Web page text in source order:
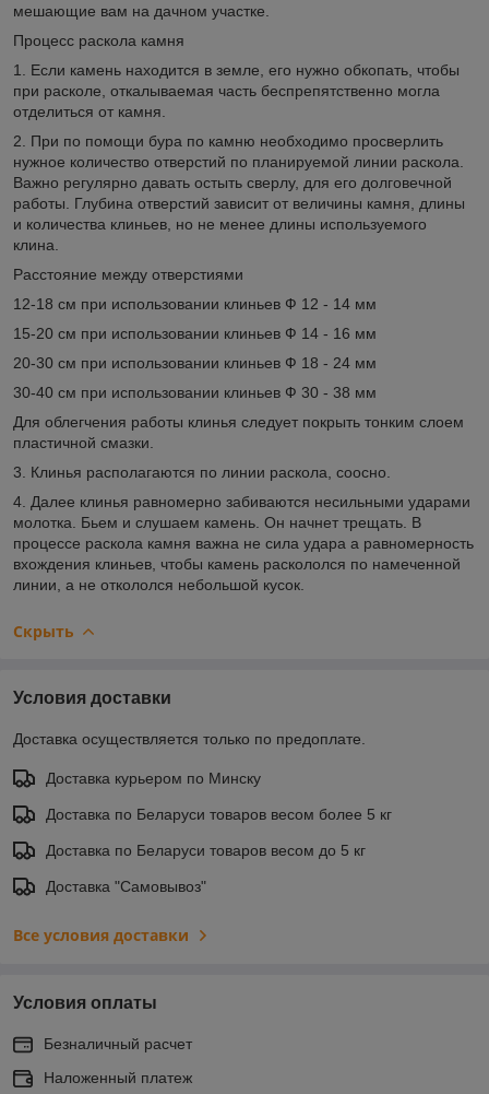
мешающие вам на дачном участке.
Процесс раскола камня
1. Если камень находится в земле, его нужно обкопать, чтобы
при расколе, откалываемая часть беспрепятственно могла
отделиться от камня.
2. При по помощи бура по камню необходимо просверлить
нужное количество отверстий по планируемой линии раскола.
Важно регулярно давать остыть сверлу, для его долговечной
работы. Глубина отверстий зависит от величины камня, длины
и количества клиньев, но не менее длины используемого
клина.
Расстояние между отверстиями
12-18 см при использовании клиньев Ф 12 - 14 мм
15-20 см при использовании клиньев Ф 14 - 16 мм
20-30 см при использовании клиньев Ф 18 - 24 мм
30-40 см при использовании клиньев Ф 30 - 38 мм
Для облегчения работы клинья следует покрыть тонким слоем
пластичной смазки.
3. Клинья располагаются по линии раскола, соосно.
4. Далее клинья равномерно забиваются несильными ударами
молотка. Бьем и слушаем камень. Он начнет трещать. В
процессе раскола камня важна не сила удара а равномерность
вхождения клиньев, чтобы камень раскололся по намеченной
линии, а не откололся небольшой кусок.
Скрыть
Условия доставки
Доставка осуществляется только по предоплате.
Доставка курьером по Минску
Доставка по Беларуси товаров весом более 5 кг
Доставка по Беларуси товаров весом до 5 кг
Доставка "Самовывоз"
Все условия доставки
Условия оплаты
Безналичный расчет
Наложенный платеж